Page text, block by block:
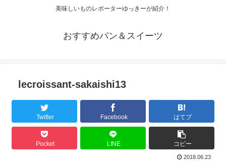
美味しいものレポーターゆっきーが紹介！
おすすめパン＆スイーツ
lecroissant-sakaishi13
Twitter Facebook はてブ
Pocket LINE コピー
2018.06.23